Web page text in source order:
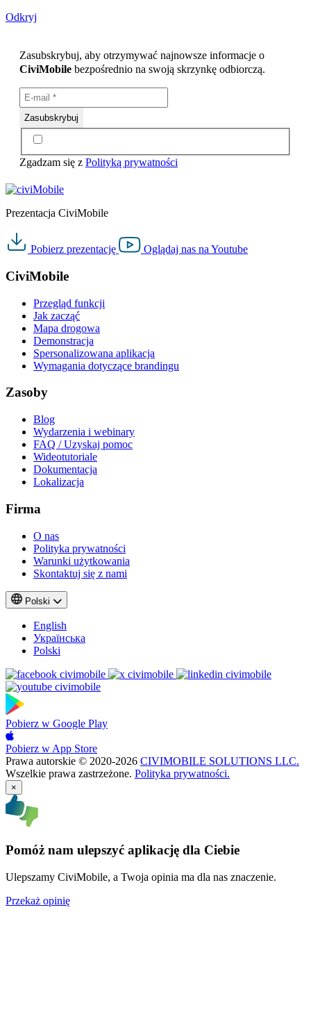
Odkryj
Zasubskrybuj, aby otrzymywać najnowsze informacje o
CiviMobile bezpośrednio na swoją skrzynkę odbiorczą.
Zgadzam się z Polityką prywatności
Prezentacja CiviMobile
Pobierz prezentację Oglądaj nas na Youtube
CiviMobile
Przegląd funkcji
Jak zacząć
Mapa drogowa
Demonstracja
Spersonalizowana aplikacja
Wymagania dotyczące brandingu
Zasoby
Blog
Wydarzenia i webinary
FAQ / Uzyskaj pomoc
Wideotutoriale
Dokumentacja
Lokalizacja
Firma
O nas
Polityka prywatności
Warunki użytkowania
Skontaktuj się z nami
Polski
English
Українська
Polski
Pobierz w Google Play
Pobierz w App Store
Prawa autorskie © 2020-2026 CIVIMOBILE SOLUTIONS LLC.
Wszelkie prawa zastrzeżone. Polityka prywatności.
×
Pomóż nam ulepszyć aplikację dla Ciebie
Ulepszamy CiviMobile, a Twoja opinia ma dla nas znaczenie.
Przekaż opinię